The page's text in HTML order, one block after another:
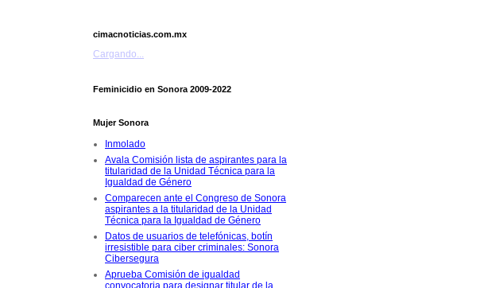
cimacnoticias.com.mx
Cargando...
Feminicidio en Sonora 2009-2022
Mujer Sonora
Inmolado
Avala Comisión lista de aspirantes para la
titularidad de la Unidad Técnica para la
Igualdad de Género
Comparecen ante el Congreso de Sonora
aspirantes a la titularidad de la Unidad
Técnica para la Igualdad de Género
Datos de usuarios de telefónicas, botín
irresistible para ciber criminales: Sonora
Cibersegura
Aprueba Comisión de igualdad